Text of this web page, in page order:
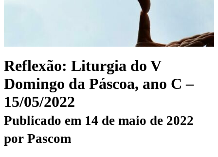
Reflexão: Liturgia do V
Domingo da Páscoa, ano C –
15/05/2022
Publicado em 14 de maio de 2022
por Pascom